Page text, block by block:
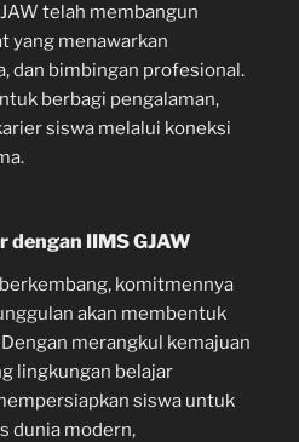
telah membangun
yang menawarkan
dan bimbingan profesional.
berbagi pengalaman,
siswa melalui koneksi
dengan IIMS GJAW
komitmennya
akan membentuk
merangkul kemajuan
lingkungan belajar
siswa untuk
dunia modern,